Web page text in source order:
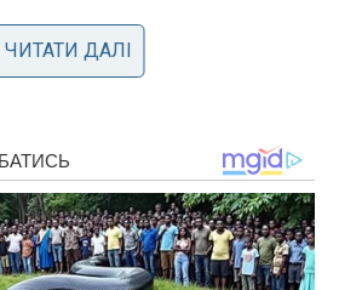
ЧИТАТИ ДАЛІ